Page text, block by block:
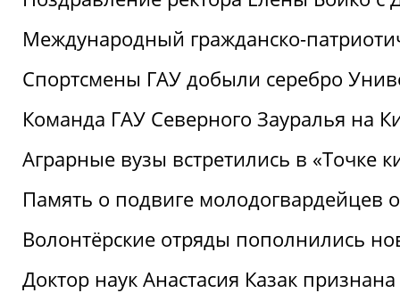
Международный гражданско-
Спортсмены ГАУ добыли серебро
Команда ГАУ Северного Зауралья на
Аграрные вузы встретились в «Точке
Память о подвиге молодогвардейцев
Волонтёрские отряды пополнились
Доктор наук Анастасия Казак